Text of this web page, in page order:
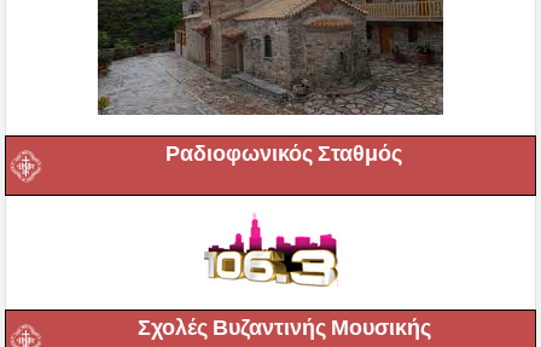
Ραδιοφωνικός Σταθμός
Σχολές Βυζαντινής Μουσικής